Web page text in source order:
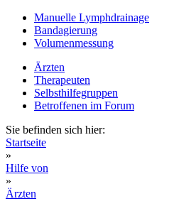
Manuelle Lymphdrainage
Bandagierung
Volumenmessung
Ärzten
Therapeuten
Selbsthilfegruppen
Betroffenen im Forum
Sie befinden sich hier:
Startseite
»
Hilfe von
»
Ärzten